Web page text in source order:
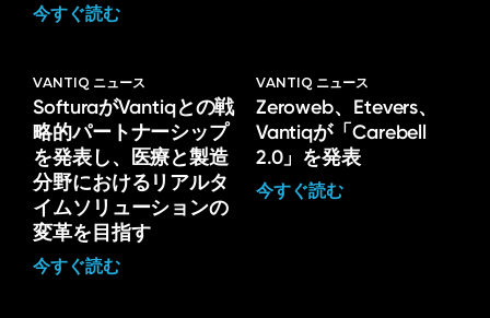
今すぐ読む
VANTIQ ニュース
SofturaがVantiqとの戦
略的パートナーシップ
を発表し、医療と製造
分野におけるリアルタ
イムソリューションの
変革を目指す
今すぐ読む
VANTIQ ニュース
Zeroweb、Etevers、
Vantiqが「Carebell
2.0」を発表
今すぐ読む